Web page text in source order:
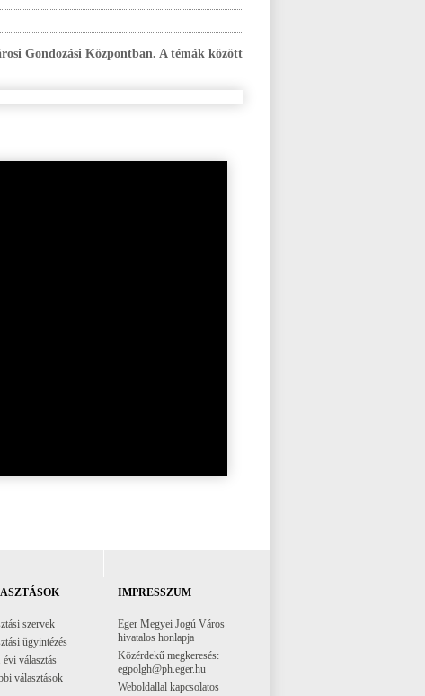
Gondozási Központban. A témák között
szervek
ügyintézés
évi választás
választások
IMPRESSZUM
Eger Megyei Jogú Város
hivatalos honlapja
Közérdekű megkeresés:
egpolgh@ph.eger.hu
Weboldallal kapcsolatos